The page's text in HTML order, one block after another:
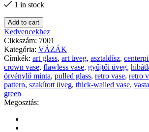
1 in stock
Add to cart
Kedvencekhez
Cikkszám: 7001
Kategória: VÁZÁK
Címkék: art glass, art üveg, asztaldísz,
crown vase, flawless vase, gyűjtői üveg,
örvénylő minta, pulled glass, retro vase, retro
pattern, szakított üveg, thick-walled vase,
green
Megosztás: